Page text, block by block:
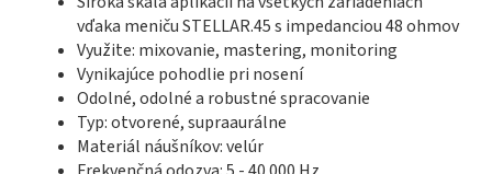
vďaka meniču STELLAR.45 s impedanciou 48 ohmov
Využite: mixovanie, mastering, monitoring
Vynikajúce pohodlie pri nosení
Odolné, odolné a robustné spracovanie
Typ: otvorené, supraaurálne
Materiál náušníkov: velúr